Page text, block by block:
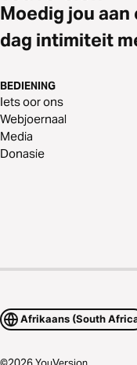
Moedig jou aan
dag intimiteit
BEDIENING
Iets oor ons
Webjoernaal
Media
Donasie
Afrikaans (South